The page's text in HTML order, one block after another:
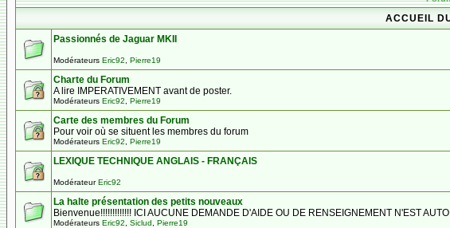
ACCUEIL
Passionnés de Jaguar MKII
Modérateurs Eric92 Pierre19
Charte du Forum
A lire IMPERATIVEMENT avant de poster.
Modérateurs Eric92 Pierre19
Carte des membres du Forum
Pour voir où se situent les membres du forum
Modérateurs Eric92 Pierre19
LEXIQUE TECHNIQUE ANGLAIS - FRANÇAIS
ModérateurEric92
La halte présentation des petits nouveaux
Bienvenue!!!!!!!!!!!!! ICI AUCUNE DEMANDE D'AIDE OU DE RENSEIGNEMENT N'EST
Modérateurs Eric92 Siclud Pierre19